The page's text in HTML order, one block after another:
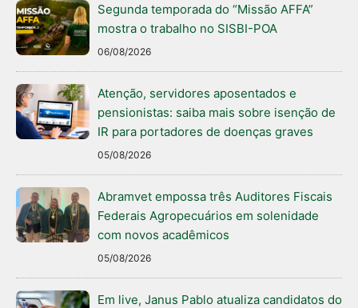
Segunda temporada do “Missão AFFA”
mostra o trabalho no SISBI-POA
06/08/2026
Atenção, servidores aposentados e
pensionistas: saiba mais sobre isenção de
IR para portadores de doenças graves
05/08/2026
Abramvet empossa três Auditores Fiscais
Federais Agropecuários em solenidade
com novos acadêmicos
05/08/2026
Em live, Janus Pablo atualiza candidatos do